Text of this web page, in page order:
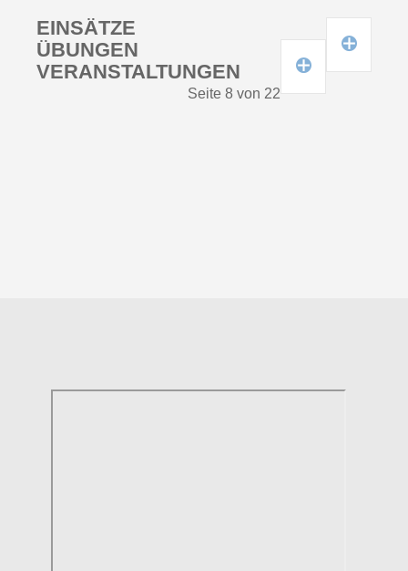
EINSÄTZE
EINSÄTZE 2021
EINSÄTZE 2022
ÜBUNGEN
ÜBUNGEN 2021
VERANSTALTUNGEN
Seite 8 von 22